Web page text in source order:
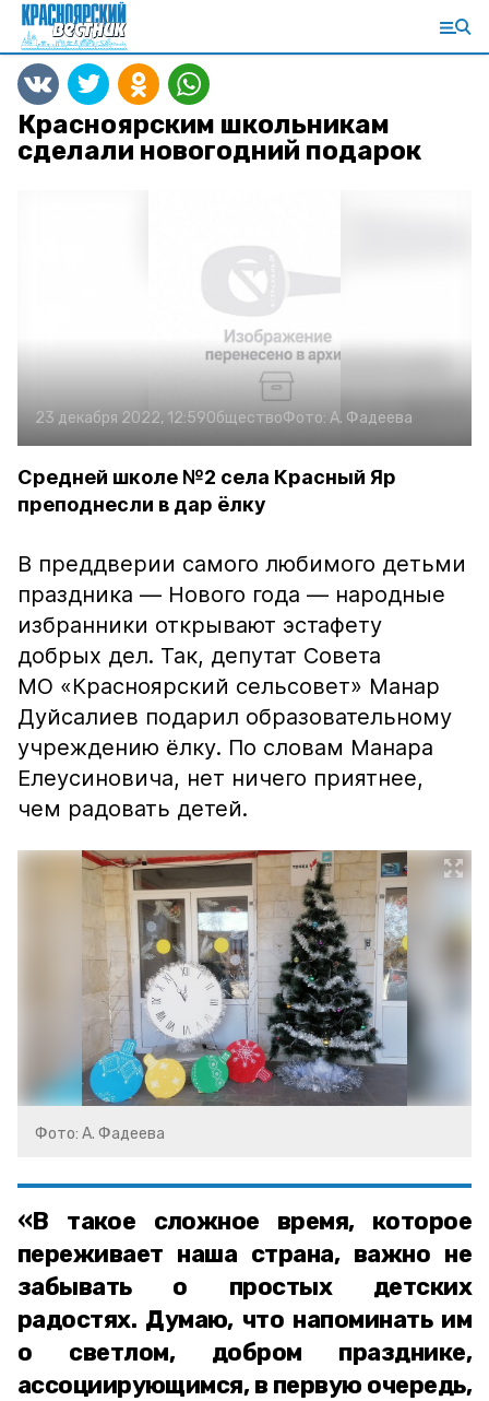
Красноярским школьникам
сделали новогодний подарок
23 декабря 2022, 12:59ОбществоФото: А. Фадеева
Средней школе №2 села Красный Яр
преподнесли в дар ёлку
В преддверии самого любимого детьми
праздника — Нового года — народные
избранники открывают эстафету
добрых дел. Так, депутат Совета
МО «Красноярский сельсовет» Манар
Дуйсалиев подарил образовательному
учреждению ёлку. По словам Манара
Елеусиновича, нет ничего приятнее,
чем радовать детей.
Фото: А. Фадеева
«В такое сложное время, которое
переживает наша страна, важно не
забывать о простых детских
радостях. Думаю, что напоминать им
о светлом, добром празднике,
ассоциирующимся, в первую очередь,